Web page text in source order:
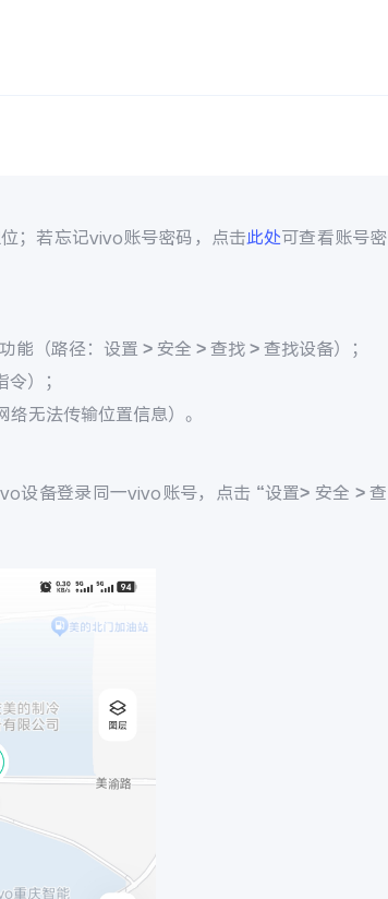
；若忘记vivo账号密码，点击此处可查看账号密
（路径：设置 > 安全 > 查找 > 查找设备）；
）；
无法传输位置信息）。
设备登录同一vivo账号，点击 “设置> 安全 > 查